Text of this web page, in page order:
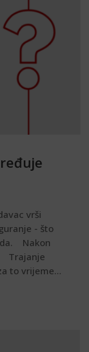
vrši
- što
Nakon
Trajanje
to vrijeme...